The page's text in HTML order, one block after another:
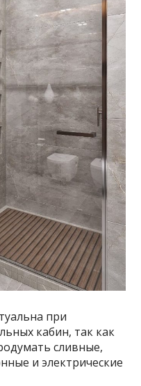
при
кабин, так как
сливные,
и электрические